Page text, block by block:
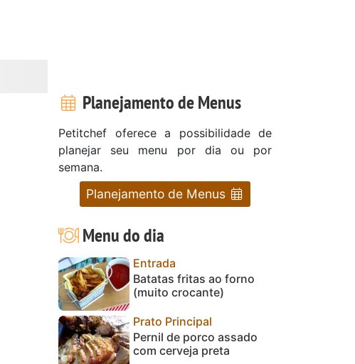
Planejamento de Menus
Petitchef oferece a possibilidade de
planejar seu menu por dia ou por
semana.
Planejamento de Menus
Menu do dia
Entrada
Batatas fritas ao forno
(muito crocante)
Prato Principal
Pernil de porco assado
com cerveja preta